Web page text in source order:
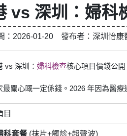
vs 深圳：婦科
：2026-01-20 發布者：深圳怡康
vs 深圳： 婦科檢查核心項目價錢公開
最關心嘅一定係錢。2026 年因為醫
目
科套餐(抹片+觸診+超聲波)